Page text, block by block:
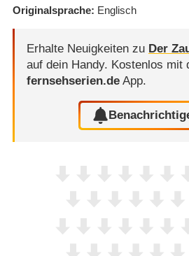
Originalsprache Englisch
Erhalte Neuigkeiten zu Der
auf dein Handy. Kostenlos mit
fernsehserien.deApp.